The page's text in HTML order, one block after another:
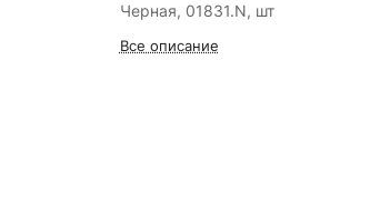
Черная, 01831.N, шт
Все описание